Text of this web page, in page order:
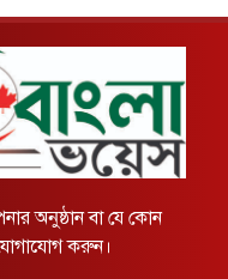
অনুষ্ঠান বা যে কোন
করুন।